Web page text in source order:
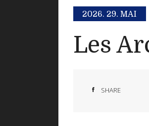
2026. 29. MAI
Les
SHARE